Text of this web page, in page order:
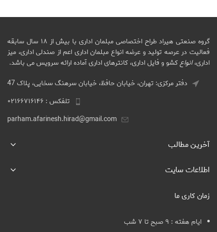
گروه صنعتی هیراد طراح اختصاصی مبلمان اداری با بیش از ۱۸ سال سابقه
فعالیت در عرصه تولید و عرضه انواع مبلمان اداری اعم از صندلی اداری، میز
اداری،انواعکشو و فایل اداری، کانترهای اداری آماده ارائه سرویس می باشد.
دفتر مرکزی: تهران، خیابان حافظ، خیابان سرهنگ سخایی، پلاک 47
تلفکس : ۰۲۱۶۶۷۱۶۱۴۶
parham.afarinesh.hirad@gmail.com
آخرین مطالب
اطلاعات سایت
زمان کاری ما
ایام هفته : ۹ صبح تا ۷ شب